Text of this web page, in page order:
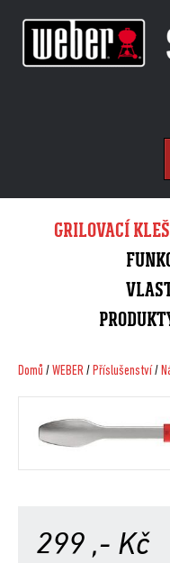
GRILOVACÍ
Domů /WEBER/ Příslušenství/
299 ,- Kč